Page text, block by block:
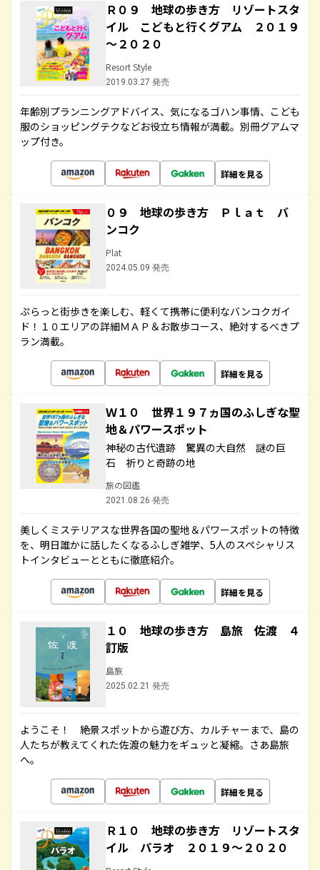
Ｒ０９ 地球の歩き方 リゾートスタ
イル こどもと行くグアム ２０１９
～２０２０
Resort Style
2019.03.27 発売
年齢別プランニングアドバイス、気になるゴハン事情、こども
服のショッピングテクなどお役立ち情報が満載。別冊グアムマ
ップ付き。
詳細を見る
０９ 地球の歩き方 Ｐｌａｔ バ
ンコク
Plat
2024.05.09 発売
ぷらっと街歩きを楽しむ、軽くて携帯に便利なバンコクガイ
ド！１０エリアの詳細ＭＡＰ＆お散歩コース、絶対するべきプ
ラン満載。
詳細を見る
Ｗ１０ 世界１９７ヵ国のふしぎな聖
地＆パワースポット
神秘の古代遺跡 驚異の大自然 謎の巨
石 祈りと奇跡の地
旅の図鑑
2021.08.26 発売
美しくミステリアスな世界各国の聖地＆パワースポットの特徴
を、明日誰かに話したくなるふしぎ雑学、5人のスペシャリス
トインタビューとともに徹底紹介。
詳細を見る
１０ 地球の歩き方 島旅 佐渡 ４
訂版
島旅
2025.02.21 発売
ようこそ！ 絶景スポットから遊び方、カルチャーまで、島の
人たちが教えてくれた佐渡の魅力をギュッと凝縮。さあ島旅
へ。
詳細を見る
Ｒ１０ 地球の歩き方 リゾートスタ
イル パラオ ２０１９～２０２０